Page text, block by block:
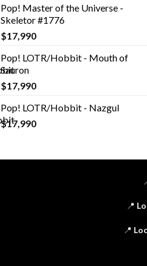
Pop! Master of the Universe -
Skeletor #1776
$17,990
Pop! LOTR/Hobbit - Mouth of
Sauron
$17,990
Pop! LOTR/Hobbit - Nazgul
$17,990
📍
📍